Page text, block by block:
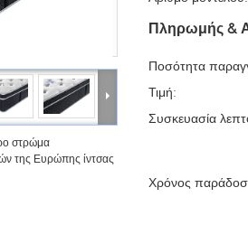
στρώμα
της Ευρώπης ίντσας
Πληρωμής &
Ποσότητα
Τιμή:
Συσκευασία
Χρόνος